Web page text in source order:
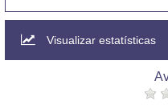
Visualizar estatísticas